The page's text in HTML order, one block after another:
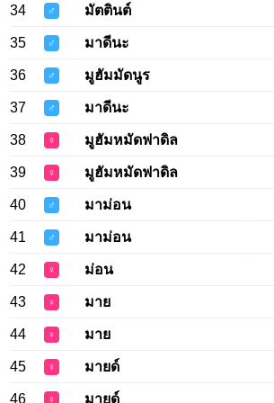
34 ♂ มัตตินต์
35 ♂ มาดีนะ
36 ♂ มูฮัมมัดนูร
37 ♂ มาดีนะ
38 ♀ มูฮัมหมัดฟาดิล
39 ♀ มูฮัมหมัดฟาดิล
40 ♂ มาม่อน
41 ♂ มาม่อน
42 ♀ ม่อน
43 ♀ มาย
44 ♀ มาย
45 ♀ มายด์
46 ♀ มายด์